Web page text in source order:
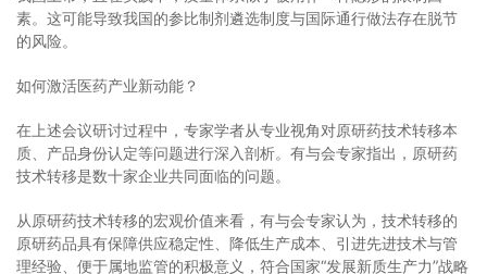
素。这可能导致我国的参比制剂遴选制度与国际通行做法存在脱节
的风险。
如何激活医药产业新动能？
在上述会议研讨过程中，专家学者从专业视角对原研药技术转移本
质、产品身份认定等问题进行深入剖析。有与会专家指出，原研药
技术转移是数十家企业共同面临的问题。
从原研药技术转移的宏观价值来看，有与会专家认为，技术转移的
原研药品具有保障供应稳定性、降低生产成本、引进先进技术与管
理经验、便于属地监管的积极意义，符合国家“发展新质生产力”战略